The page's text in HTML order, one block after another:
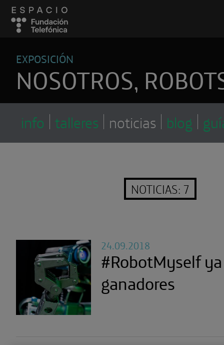
EXPOSICIÓN
NOSOTROS,
info talleres noticias blog
NOTICIAS: 7
24.09.2018
#RobotMyself
ganadores